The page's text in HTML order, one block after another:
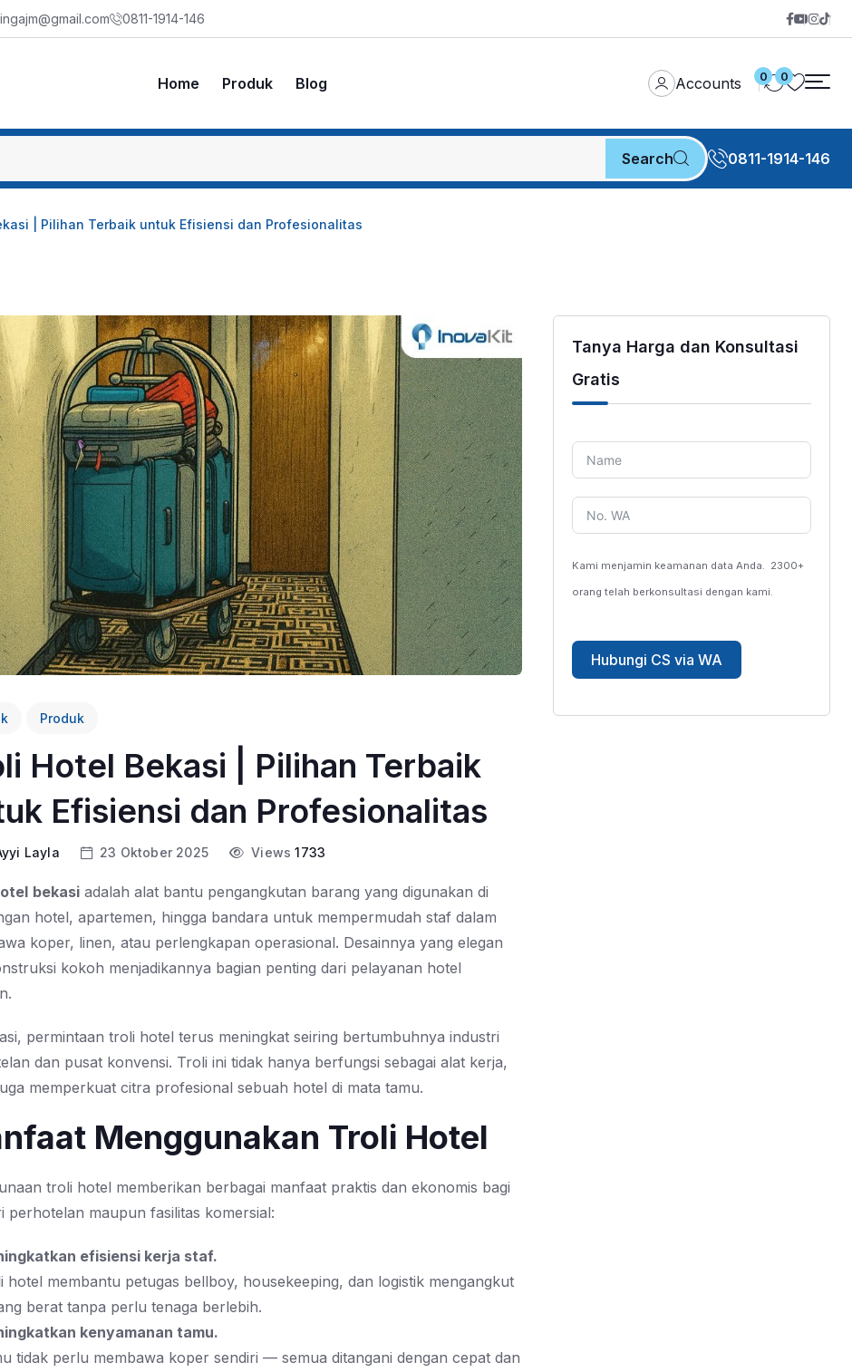
0811-1914-146
Home Produk Blog Accounts 0 0
Search 0811-1914-146
| Pilihan Terbaik untuk Efisiensi dan Profesionalitas
Produk
Hotel Bekasi | Pilihan Terbaik
Efisiensi dan Profesionalitas
Layla 23 Oktober 2025 Views 1733
bekasi adalah alat bantu pengangkutan barang yang digunakan di
hotel, apartemen, hingga bandara untuk mempermudah staf dalam
koper, linen, atau perlengkapan operasional. Desainnya yang elegan
kokoh menjadikannya bagian penting dari pelayanan hotel
permintaan troli hotel terus meningkat seiring bertumbuhnya industri
dan pusat konvensi. Troli ini tidak hanya berfungsi sebagai alat kerja,
memperkuat citra profesional sebuah hotel di mata tamu.
Menggunakan Troli Hotel
troli hotel memberikan berbagai manfaat praktis dan ekonomis bagi
perhotelan maupun fasilitas komersial:
efisiensi kerja staf.
hotel membantu petugas bellboy, housekeeping, dan logistik mengangkut
berat tanpa perlu tenaga berlebih.
kenyamanan tamu.
tidak perlu membawa koper sendiri — semua ditangani dengan cepat dan
Tanya Harga dan Konsultasi
Gratis
Kami menjamin keamanan data Anda. 2300+
orang telah berkonsultasi dengan kami.
Hubungi CS via WA